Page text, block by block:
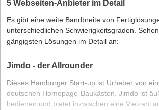
5 Webseiten-Anbieter im Detail
Es gibt eine weite Bandbreite von
unterschiedlichen Schwierigkeitsgraden.
gängigsten Lösungen im Detail an:
Jimdo - der Allrounder
Dieses Hamburger Start-up ist Urheber von
deutschen Homepage-Baukästen. Jimdo ist
bedienen und bietet inzwischen eine Vielzahl